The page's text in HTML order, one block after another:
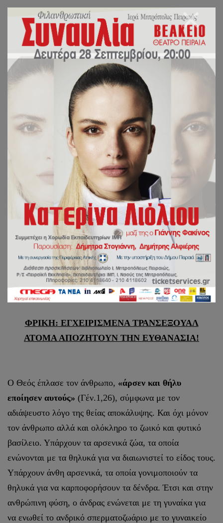
ΦΡΙΚΗ:
ΕΓΧΕΙΡΙΣΜΕΝΑ
ΤΡΑΝΣΕΞΟΥΑΛ
ΑΤΟΜΑ ΑΠΟΖΗΤΟΥΝ
ΤΗΝ ΕΥΘΑΝΑΣΙΑ!
ΙΕΡΑ ΜΗΤΡΟΠΟΛΙΣ ΠΕΙΡΑΙΩΣ
ΓΡΑΦΕΙΟ ΕΠΙ ΤΩΝ ΑΙΡΕΣΕΩΝ ΚΑΙ ΤΩΝ
ΠΑΡΑΘΡΗΣΚΕΙΩΝ
Εν Πειραιεί τη 21η Οκτωβρίου 2024
ΦΡΙΚΗ: ΕΓΧΕΙΡΙΣΜΕΝΑ ΤΡΑΝΣΕΞΟΥΑΛ
ΑΤΟΜΑ ΑΠΟΖΗΤΟΥΝ ΤΗΝ ΕΥΘΑΝΑΣΙΑ!
Ο Θεός έπλασε τον άνθρωπο, «άρσεν και θήλυ
εποίησεν αυτούς» (Γέν.1,26), σύμφωνα με τον
αδιάψευστο λόγο της θείας αποκάλυψης. Και όχι μόνον
τον άνθρωπο αλλά και ολόκληρο το ζωικό και φυτικό
βασίλειο. Υπάρχουν τα αρσενικά ζώα, τα οποία
ενώνονται με τα θηλυκά για να διαιωνιστεί το είδος τους.
Υπάρχουν άνθη αρσενικά, τα οποία γονιμοποιούν τα
θηλυκά για να καρποφορήσουν τα δένδρα. Έτσι και στην
ανθρώπινη φύση, ο άνδρας ενώνεται με τη γυναίκα για
να ενωθεί το ανδρικό σπερματοζωάριο με το γυναικείο